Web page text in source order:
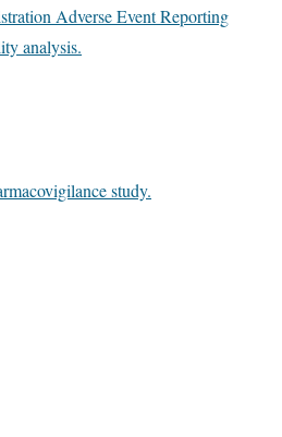
Adverse Event Reporting
analysis.
study.